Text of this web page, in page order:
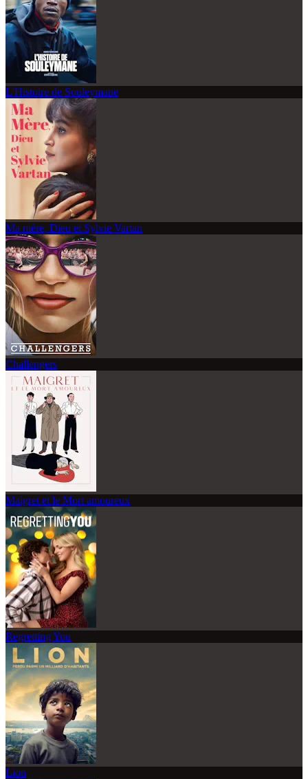
L'Histoire de Souleymane
Ma mère, Dieu et Sylvie Vartan
Challengers
Maigret et le Mort amoureux
Regretting You
Lion